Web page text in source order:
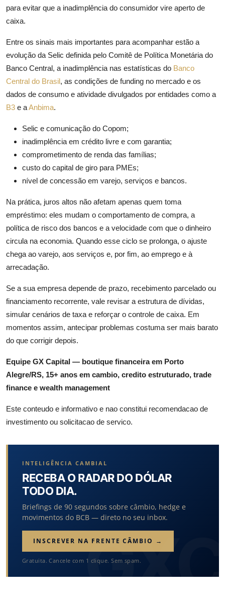
para evitar que a inadimplência do consumidor vire aperto de
caixa.
Entre os sinais mais importantes para acompanhar estão a
evolução da Selic definida pelo Comitê de Política Monetária do
Banco Central, a inadimplência nas estatísticas do Banco
Central do Brasil, as condições de funding no mercado e os
dados de consumo e atividade divulgados por entidades como a
B3 e aAnbima.
Selic e comunicação do Copom;
inadimplência em crédito livre e com garantia;
comprometimento de renda das famílias;
custo do capital de giro para PMEs;
nível de concessão em varejo, serviços e bancos.
Na prática, juros altos não afetam apenas quem toma
empréstimo: eles mudam o comportamento de compra, a
política de risco dos bancos e a velocidade com que o dinheiro
circula na economia. Quando esse ciclo se prolonga, o ajuste
chega ao varejo, aos serviços e, por fim, ao emprego e à
arrecadação.
Se a sua empresa depende de prazo, recebimento parcelado ou
financiamento recorrente, vale revisar a estrutura de dívidas,
simular cenários de taxa e reforçar o controle de caixa. Em
momentos assim, antecipar problemas costuma ser mais barato
do que corrigir depois.
Equipe GX Capital — boutique financeira em Porto
Alegre/RS, 15+ anos em cambio, credito estruturado, trade
finance e wealth management
Este conteudo e informativo e nao constitui recomendacao de
investimento ou solicitacao de servico.
INTELIGÊNCIA CAMBIAL
RECEBA O RADAR DO DÓLAR
TODO DIA.
Briefings de 90 segundos sobre câmbio, hedge e
movimentos do BCB — direto no seu inbox.
INSCREVER NA FRENTE CÂMBIO →
Gratuita. Cancele com 1 clique. Sem spam.